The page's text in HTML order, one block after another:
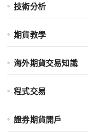
技術分析
期貨教學
海外期貨交易知識
程式交易
證券期貨開戶